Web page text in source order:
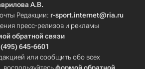
А.В.
Редакции: r-sport.internet@ria.ru
пресс-релизов и рекламы
обратной связи
645-6601
или сообщить обо всех